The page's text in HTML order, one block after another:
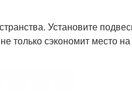
Установите
только сэкономит место